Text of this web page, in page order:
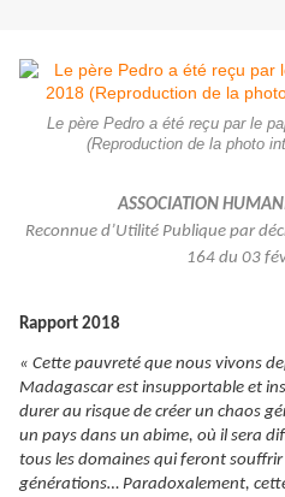
Le père Pedro a été reçu par le
(Reproduction de la photo
ASSOCIATION
Reconnue d’Utilité Publique par
164 du 03
Rapport 2018
« Cette pauvreté que nous vivons
Madagascar est insupportable et
durer au risque de créer un chaos
un pays dans un abime, où il sera
tous les domaines qui feront
générations… Paradoxalement,